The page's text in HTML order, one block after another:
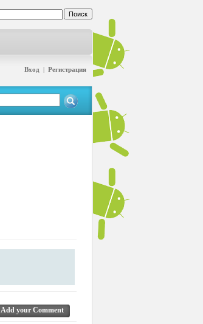
Вход | Регистрация
Add your Comment